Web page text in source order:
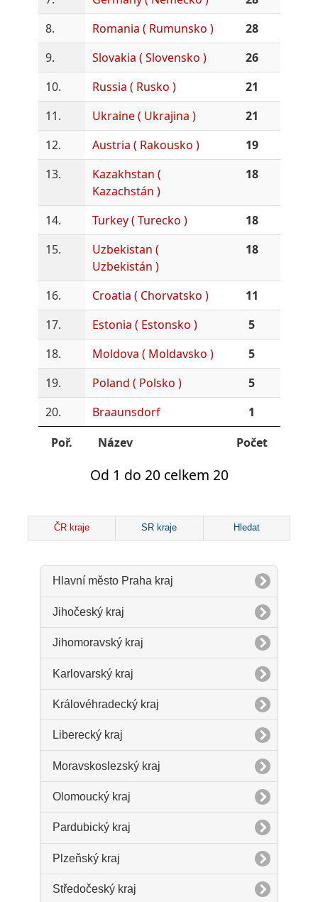
8.
Romania ( Rumunsko )
28
9.
Slovakia ( Slovensko )
26
10.
Russia ( Rusko )
21
11.
Ukraine ( Ukrajina )
21
12.
Austria ( Rakousko )
19
13.
Kazakhstan (
Kazachstán )
18
14. Turkey ( Turecko )
18
15.
Uzbekistan (
Uzbekistán )
18
16. Croatia ( Chorvatsko )
11
17.
Estonia ( Estonsko )
5
18.
Moldova ( Moldavsko )
5
19.
Poland ( Polsko )
5
20.
Braaunsdorf
1
Poř.
Název Počet
Od 1 do 20 celkem 20
ČR kraje SR kraje Hledat
Hlavní město Praha kraj
Jihočeský kraj
Jihomoravský kraj
Karlovarský kraj
Královéhradecký kraj
Liberecký kraj
Moravskoslezský kraj
Olomoucký kraj
Pardubický kraj
Plzeňský kraj
Středočeský kraj